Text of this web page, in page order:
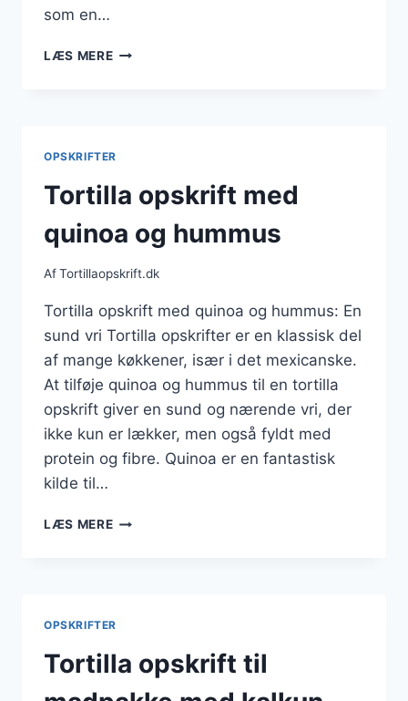
som en…
LÆS MERETORTILLA
OPSKRIFTER
Tortilla opskrift med
quinoa og hummus
AfTortillaopskrift.dk
Tortilla opskrift med quinoa og hummus: En
sund vri Tortilla opskrifter er en klassisk del
af mange køkkener, især i det mexicanske.
At tilføje quinoa og hummus til en tortilla
opskrift giver en sund og nærende vri, der
ikke kun er lækker, men også fyldt med
protein og fibre. Quinoa er en fantastisk
kilde til…
LÆS MERETORTILLA
OPSKRIFTER
Tortilla opskrift til